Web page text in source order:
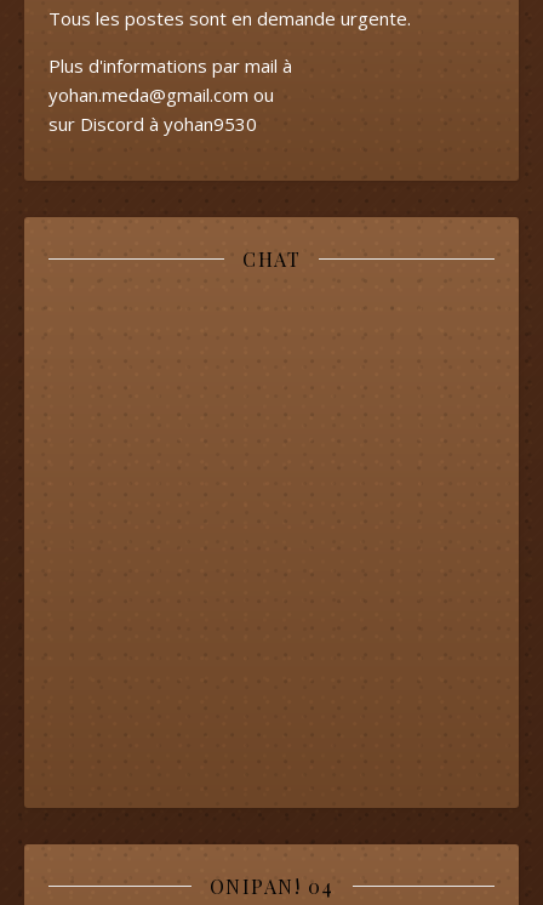
Tous les postes sont en demande urgente.
Plus d'informations par mail à
yohan.meda@gmail.com ou
sur Discord à yohan9530
CHAT
ONIPAN! 04